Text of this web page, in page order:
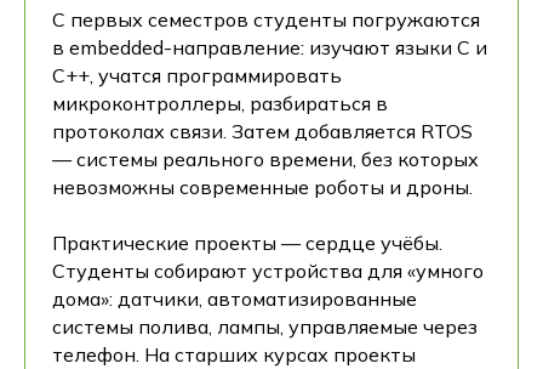
С первых семестров студенты погружаются
в embedded-направление: изучают языки C и
C++, учатся программировать
микроконтроллеры, разбираться в
протоколах связи. Затем добавляется RTOS
— системы реального времени, без которых
невозможны современные роботы и дроны.
Практические проекты — сердце учёбы.
Студенты собирают устройства для «умного
дома»: датчики, автоматизированные
системы полива, лампы, управляемые через
телефон. На старших курсах проекты